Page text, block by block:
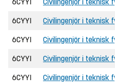
6CYYI Civilingenjör i teknisk
6CYYI Civilingenjör i teknisk
6CYYI Civilingenjör i teknisk
6CYYI Civilingenjör i teknisk